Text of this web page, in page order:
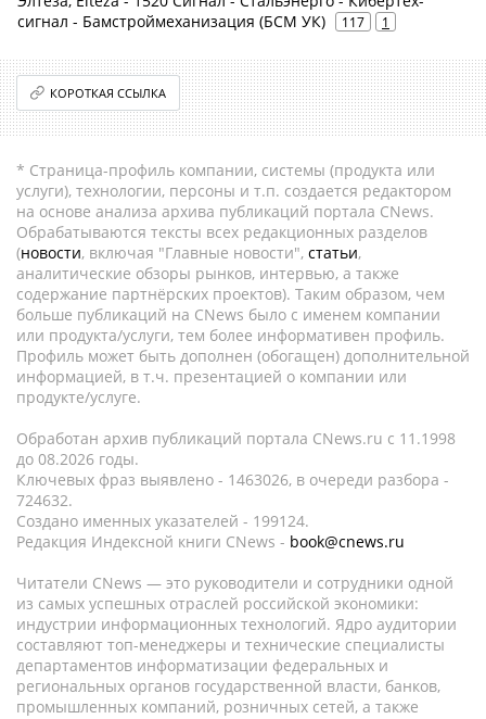
сигнал - Бамстроймеханизация (БСМ УК)
117 1
КОРОТКАЯ ССЫЛКА
* Страница-профиль компании, системы (продукта или
услуги), технологии, персоны и т.п. создается редактором
на основе анализа архива публикаций портала CNews.
Обрабатываются тексты всех редакционных разделов
(новости, включая "Главные новости", статьи,
аналитические обзоры рынков, интервью, а также
содержание партнёрских проектов). Таким образом, чем
больше публикаций на CNews было с именем компании
или продукта/услуги, тем более информативен профиль.
Профиль может быть дополнен (обогащен) дополнительной
информацией, в т.ч. презентацией о компании или
продукте/услуге.
Обработан архив публикаций портала CNews.ru c 11.1998
до 08.2026 годы.
Ключевых фраз выявлено - 1463026, в очереди разбора -
724632.
Создано именных указателей - 199124.
Редакция Индексной книги CNews - book@cnews.ru
Читатели CNews — это руководители и сотрудники одной
из самых успешных отраслей российской экономики:
индустрии информационных технологий. Ядро аудитории
составляют топ-менеджеры и технические специалисты
департаментов информатизации федеральных и
региональных органов государственной власти, банков,
промышленных компаний, розничных сетей, а также